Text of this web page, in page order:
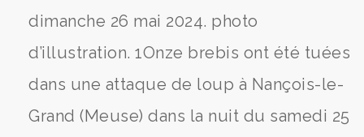
dimanche 26 mai 2024. photo
d’illustration. 1Onze brebis ont été tuées
dans une attaque de loup à Nançois-le-
Grand (Meuse) dans la nuit du samedi 25